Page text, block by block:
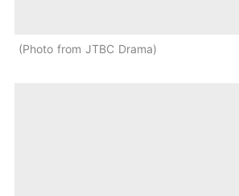
Photo from JTBC Drama